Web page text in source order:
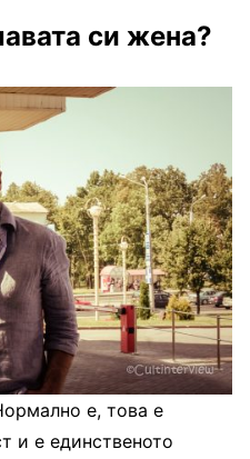
си жена?
е, това е
и е единственото